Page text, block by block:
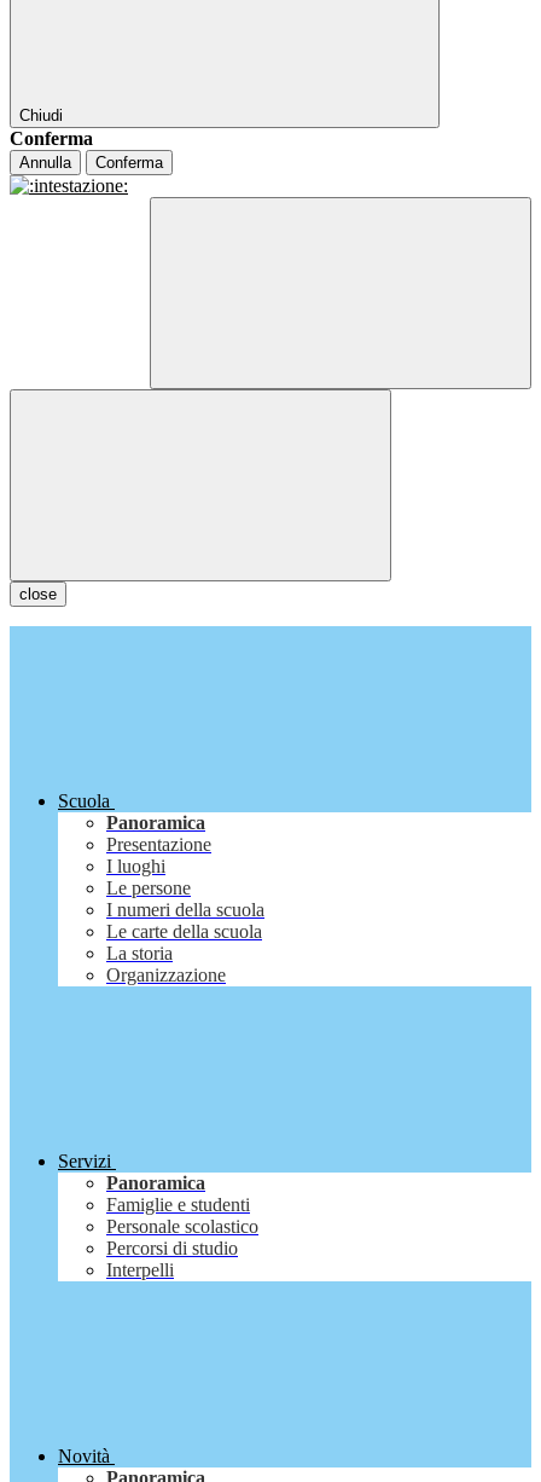
Chiudi
Conferma
Annulla Conferma
close
Scuola
Panoramica
Presentazione
I luoghi
Le persone
I numeri della scuola
Le carte della scuola
La storia
Organizzazione
Servizi
Panoramica
Famiglie e studenti
Personale scolastico
Percorsi di studio
Interpelli
Novità